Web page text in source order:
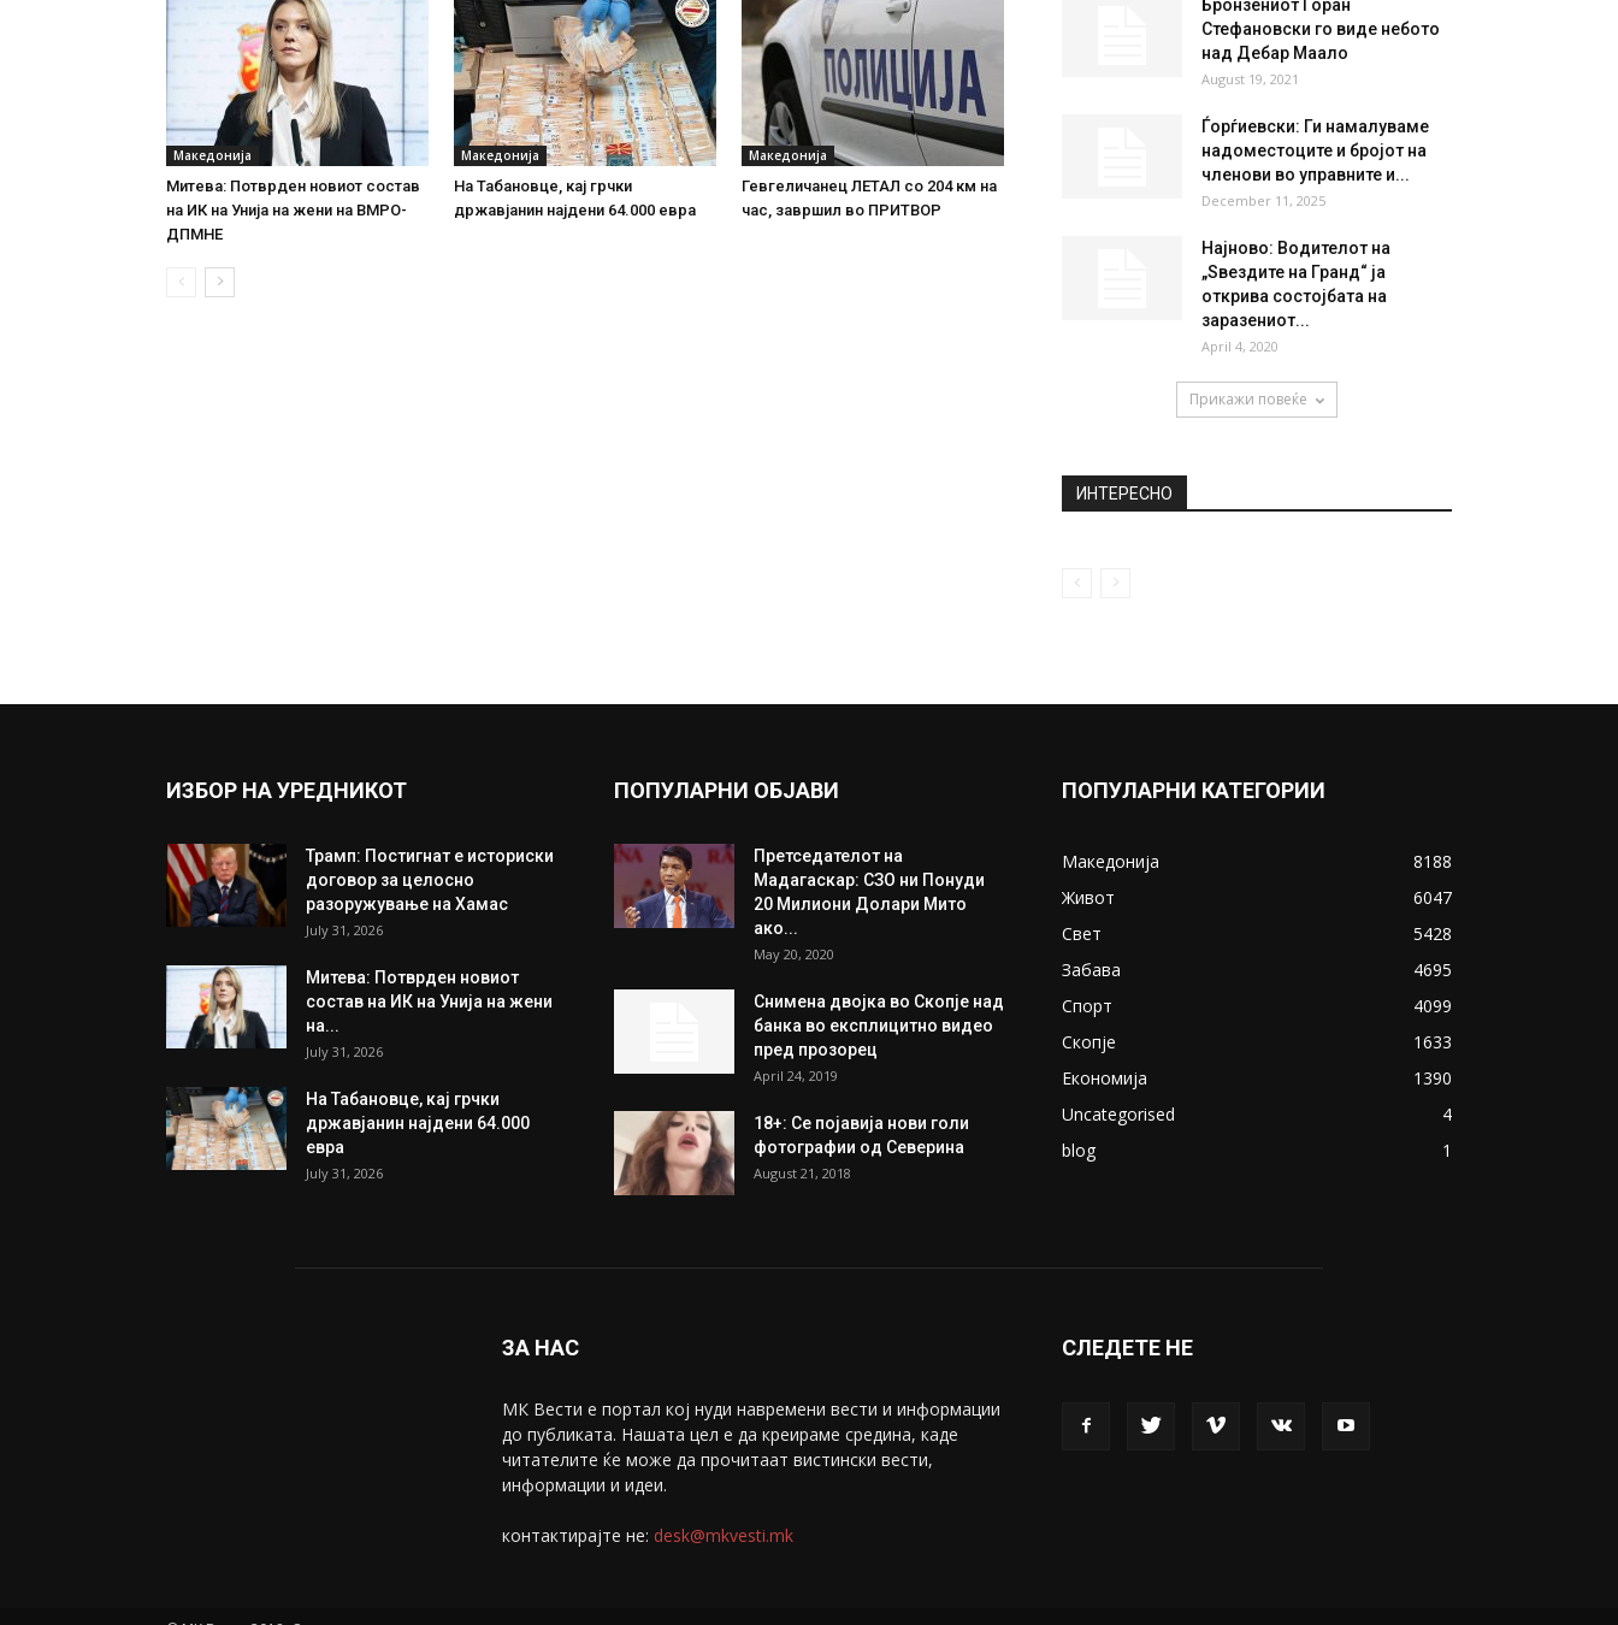
Македонија
Митева: Потврден новиот состав
на ИК на Унија на жени на ВМРО-
ДПМНЕ
Македонија
На Табановце, кај грчки
државјанин најдени 64.000 евра
Македонија
Гевгеличанец ЛЕТАЛ со 204 км на
час, завршил во ПРИТВОР
Бронзениот Горан
Стефановски го виде небото
над Дебар Маало
August 19, 2021
Ѓорѓиевски: Ги намалуваме
надоместоците и бројот на
членови во управните и...
December 11, 2025
Најново: Водителот на
„Ѕвездите на Гранд“ ја
открива состојбата на
заразениот...
April 4, 2020
Прикажи повеќе
ИНТЕРЕСНО
ИЗБОР НА УРЕДНИКОТ
Трамп: Постигнат е историски
договор за целосно
разоружување на Хамас
July 31, 2026
Митева: Потврден новиот
состав на ИК на Унија на жени
на...
July 31, 2026
На Табановце, кај грчки
државјанин најдени 64.000
евра
July 31, 2026
ПОПУЛАРНИ ОБЈАВИ
Претседателот на
Мадагаскар: СЗО ни Понуди
20 Милиони Долари Мито
ако...
May 20, 2020
Снимена двојка во Скопје над
банка во експлицитно видео
пред прозорец
April 24, 2019
18+: Се појавија нови голи
фотографии од Северина
August 21, 2018
ПОПУЛАРНИ КАТЕГОРИИ
Македонија
8188
Живот
6047
Свет
5428
Забава
4695
Спорт
4099
Скопје
1633
Економија
1390
Uncategorised
4
blog
1
ЗА НАС
МК Вести е портал коj нуди навремени вести и информации
до публиката. Нашата цел е да креираме средина, каде
читателите ќе може да прочитаат вистински вести,
информации и идеи.
контактирајте не: desk@mkvesti.mk
СЛЕДЕТЕ НЕ